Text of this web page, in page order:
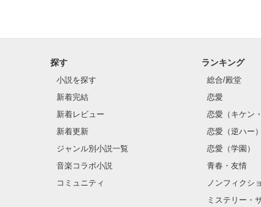
探す
小説を探す
新着完結
新着レビュー
新着更新
ジャンル別小説一覧
音楽コラボ小説
コミュニティ
ランキング
総合/殿堂
恋愛
恋愛（キケン
恋愛（逆ハー）
恋愛（学園）
青春・友情
ノンフィクシ
ミステリー・